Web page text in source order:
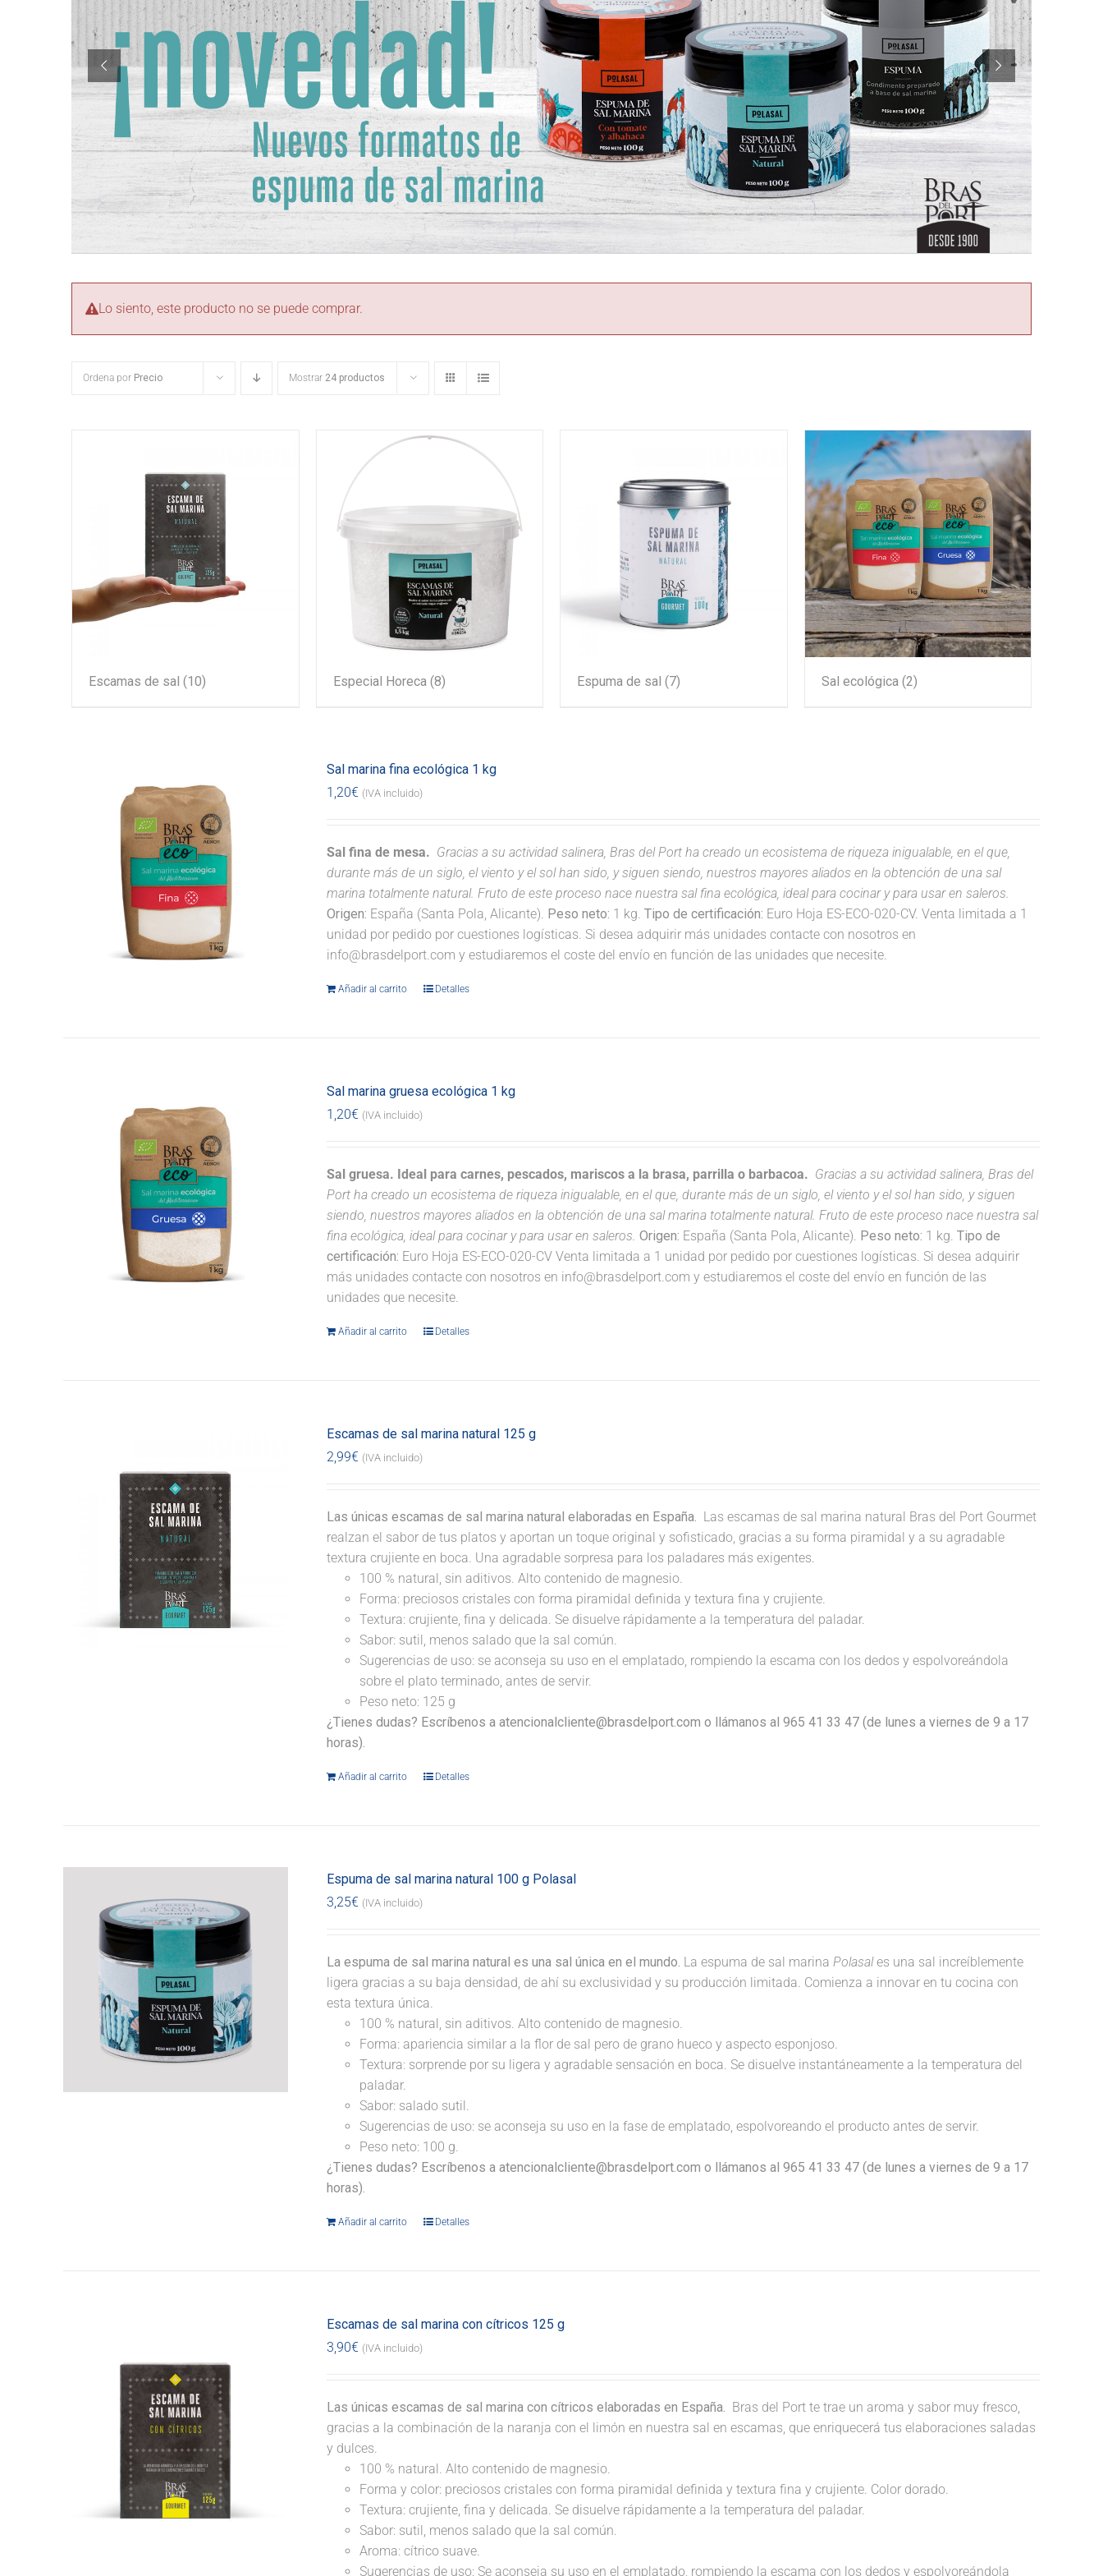
Lo siento, este producto no se puede comprar.
Ordena por Precio Mostrar 24 productos
Escamas de sal (10) Especial Horeca (8) Espuma de sal (7) Sal ecológica (2)
Sal marina fina ecológica 1 kg
1,20€ (IVA incluido)
Sal fina de mesa. Gracias a su actividad salinera, Bras del Port ha creado un ecosistema de riqueza inigualable, en el que,
durante más de un siglo, el viento y el sol han sido, y siguen siendo, nuestros mayores aliados en la obtención de una sal
marina totalmente natural. Fruto de este proceso nace nuestra sal fina ecológica, ideal para cocinar y para usar en saleros.
Origen: España (Santa Pola, Alicante). Peso neto: 1 kg.Tipo de certificación: Euro Hoja ES-ECO-020-CV. Venta limitada a 1
unidad por pedido por cuestiones logísticas. Si desea adquirir más unidades contacte con nosotros en
info@brasdelport.com y estudiaremos el coste del envío en función de las unidades que necesite.
Añadir al carrito Detalles
Sal marina gruesa ecológica 1 kg
1,20€ (IVA incluido)
Sal gruesa. Ideal para carnes, pescados, mariscos a la brasa, parrilla o barbacoa. Gracias a su actividad salinera, Bras del
Port ha creado un ecosistema de riqueza inigualable, en el que, durante más de un siglo, el viento y el sol han sido, y siguen
siendo, nuestros mayores aliados en la obtención de una sal marina totalmente natural. Fruto de este proceso nace nuestra sal
fina ecológica, ideal para cocinar y para usar en saleros. Origen: España (Santa Pola, Alicante). Peso neto: 1 kg.Tipo de
certificación: Euro Hoja ES-ECO-020-CV Venta limitada a 1 unidad por pedido por cuestiones logísticas. Si desea adquirir
más unidades contacte con nosotros en info@brasdelport.com y estudiaremos el coste del envío en función de las
unidades que necesite.
Añadir al carrito Detalles
Escamas de sal marina natural 125 g
2,99€ (IVA incluido)
Las únicas escamas de sal marina natural elaboradas en España. Las escamas de sal marina natural Bras del Port Gourmet
realzan el sabor de tus platos y aportan un toque original y sofisticado, gracias a su forma piramidal y a su agradable
textura crujiente en boca. Una agradable sorpresa para los paladares más exigentes.
100 % natural, sin aditivos. Alto contenido de magnesio.
Forma: preciosos cristales con forma piramidal definida y textura fina y crujiente.
Textura: crujiente, fina y delicada. Se disuelve rápidamente a la temperatura del paladar.
Sabor: sutil, menos salado que la sal común.
Sugerencias de uso: se aconseja su uso en el emplatado, rompiendo la escama con los dedos y espolvoreándola
sobre el plato terminado, antes de servir.
Peso neto: 125 g
¿Tienes dudas? Escríbenos a atencionalcliente@brasdelport.com o llámanos al 965 41 33 47 (de lunes a viernes de 9 a 17
horas).
Añadir al carrito Detalles
Espuma de sal marina natural 100 g Polasal
3,25€ (IVA incluido)
La espuma de sal marina natural es una sal única en el mundo. La espuma de sal marinaPolasales una sal increíblemente
ligera gracias a su baja densidad, de ahí su exclusividad y su producción limitada. Comienza a innovar en tu cocina con
esta textura única.
100 % natural, sin aditivos. Alto contenido de magnesio.
Forma: apariencia similar a la flor de sal pero de grano hueco y aspecto esponjoso.
Textura: sorprende por su ligera y agradable sensación en boca. Se disuelve instantáneamente a la temperatura del
paladar.
Sabor: salado sutil.
Sugerencias de uso: se aconseja su uso en la fase de emplatado, espolvoreando el producto antes de servir.
Peso neto: 100 g.
¿Tienes dudas? Escríbenos a atencionalcliente@brasdelport.com o llámanos al 965 41 33 47 (de lunes a viernes de 9 a 17
horas).
Añadir al carrito Detalles
Escamas de sal marina con cítricos 125 g
3,90€ (IVA incluido)
Las únicas escamas de sal marina con cítricos elaboradas en España. Bras del Port te trae un aroma y sabor muy fresco,
gracias a la combinación de la naranja con el limón en nuestra sal en escamas, que enriquecerá tus elaboraciones saladas
y dulces.
100 % natural. Alto contenido de magnesio.
Forma y color: preciosos cristales con forma piramidal definida y textura fina y crujiente. Color dorado.
Textura: crujiente, fina y delicada. Se disuelve rápidamente a la temperatura del paladar.
Sabor: sutil, menos salado que la sal común.
Aroma: cítrico suave.
Sugerencias de uso: Se aconseja su uso en el emplatado, rompiendo la escama con los dedos y espolvoreándola